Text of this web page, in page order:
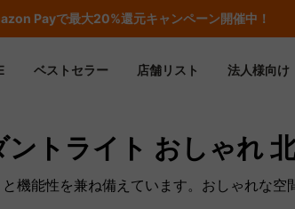
Payで最大20%還元キャンペーン開催中！
ベストセラー 店舗リスト 法人様向け
ントライト おしゃれ
能性を兼ね備えています。おしゃれな空